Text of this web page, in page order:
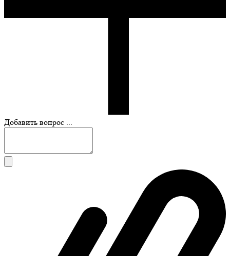
Добавить вопрос ...